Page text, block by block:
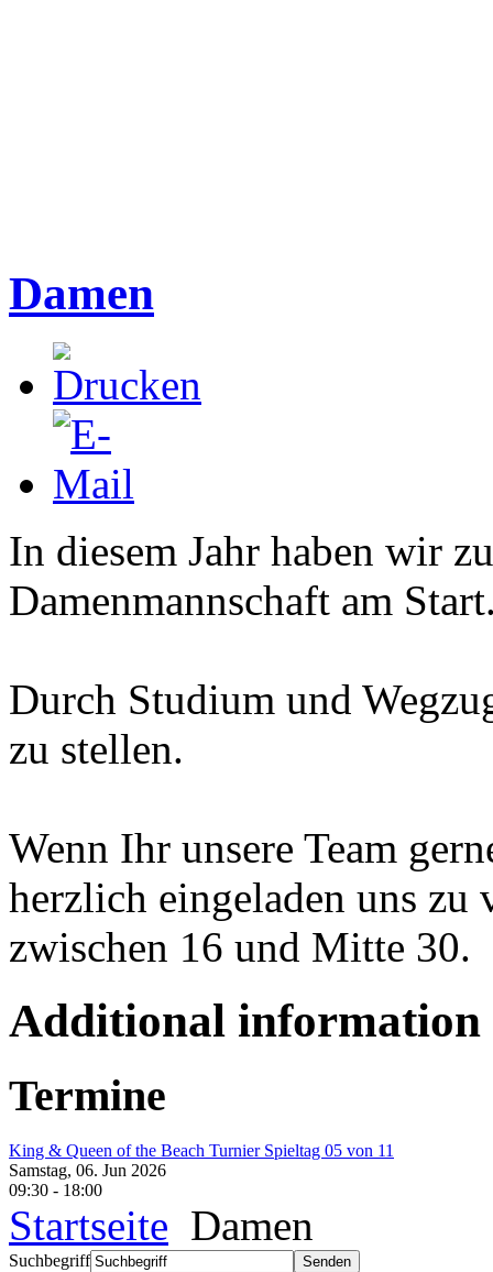
Damen
In diesem Jahr haben wir
Damenmannschaft am
Durch Studium und
zu stellen.
Wenn Ihr unsere Team
herzlich eingeladen uns
zwischen 16 und Mitte 30.
Additional information
Termine
King & Queen of the Beach Turnier Spieltag 05 von 11
Samstag, 06. Jun 2026
09:30 - 18:00
Startseite Damen
Suchbegriff